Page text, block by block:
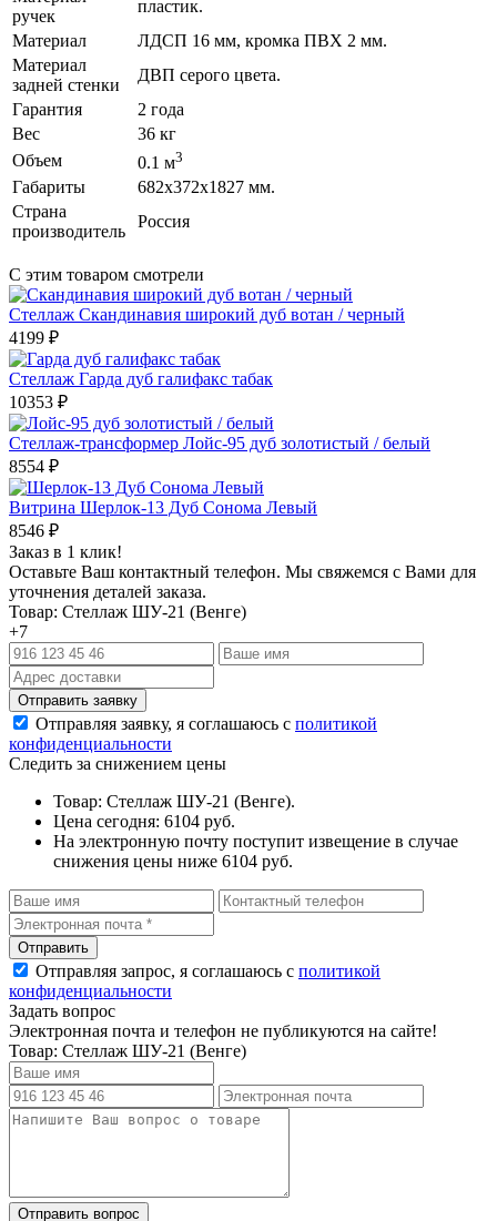
ручек
пластик.
Материал
ЛДСП 16 мм, кромка ПВХ 2 мм.
Материал
задней стенки
ДВП серого цвета.
Гарантия
2 года
Вес
36 кг
Объем
0.1 м3
Габариты
682х372х1827 мм.
Страна
производитель
Россия
С этим товаром смотрели
Стеллаж Скандинавия широкий дуб вотан / черный
4199 ₽
Стеллаж Гарда дуб галифакс табак
10353 ₽
Стеллаж-трансформер Лойс-95 дуб золотистый / белый
8554 ₽
Витрина Шерлок-13 Дуб Сонома Левый
8546 ₽
Заказ в 1 клик!
Оставьте Ваш контактный телефон. Мы свяжемся с Вами для
уточнения деталей заказа.
Товар: Стеллаж ШУ-21 (Венге)
+7
Отправляя заявку, я соглашаюсь с политикой
конфиденциальности
Следить за снижением цены
Товар: Стеллаж ШУ-21 (Венге).
Цена сегодня: 6104 руб.
На электронную почту поступит извещение в случае
снижения цены ниже 6104 руб.
Отправляя запрос, я соглашаюсь с политикой
конфиденциальности
Задать вопрос
Электронная почта и телефон не публикуются на сайте!
Товар: Стеллаж ШУ-21 (Венге)